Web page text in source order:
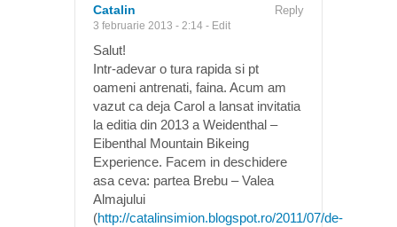
Catalin
3 februarie 2013 - 2:14 - Edit
Reply
Salut!
Intr-adevar o tura rapida si pt
oameni antrenati, faina. Acum am
vazut ca deja Carol a lansat invitatia
la editia din 2013 a Weidenthal –
Eibenthal Mountain Bikeing
Experience. Facem in deschidere
asa ceva: partea Brebu – Valea
Almajului
(http://catalinsimion.blogspot.ro/2011/07/de-